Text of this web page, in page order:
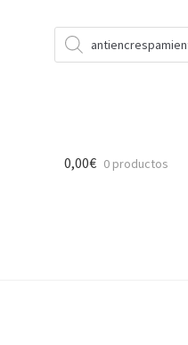
Búsqueda
de
productos
0,00€ 0 productos